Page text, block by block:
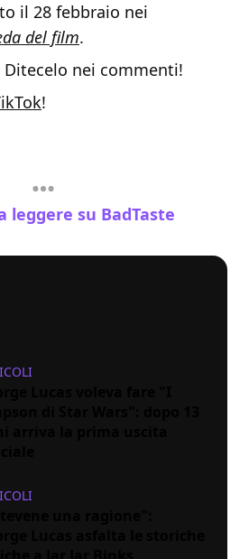
il 28 febbraio nei
del film.
Ditecelo nei commenti!
!
leggere su BadTaste
Lucas voleva fare "I
di Star Wars": dopo 13
una ragione":
Lucas asfalta le storiche